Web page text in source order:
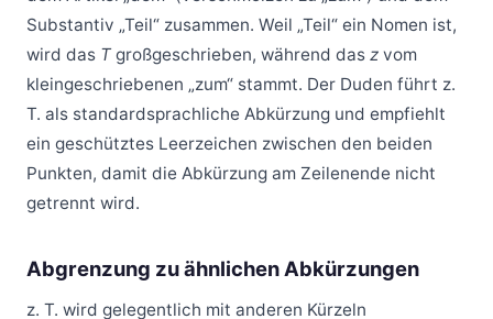
Substantiv „Teil“ zusammen. Weil „Teil“ ein Nomen ist,
wird das Tgroßgeschrieben, während das z vom
kleingeschriebenen „zum“ stammt. Der Duden führt z.
T. als standardsprachliche Abkürzung und empfiehlt
ein geschütztes Leerzeichen zwischen den beiden
Punkten, damit die Abkürzung am Zeilenende nicht
getrennt wird.
Abgrenzung zu ähnlichen Abkürzungen
z. T. wird gelegentlich mit anderen Kürzeln